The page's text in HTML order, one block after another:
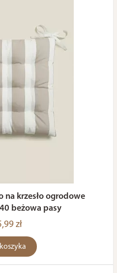
na krzesło ogrodowe
beżowa pasy
zł